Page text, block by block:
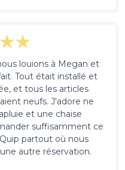
louions à Megan et
Tout était installé et
et tous les articles
neufs. J'adore ne
et une chaise
suffisamment ce
partout où nous
autre réservation.